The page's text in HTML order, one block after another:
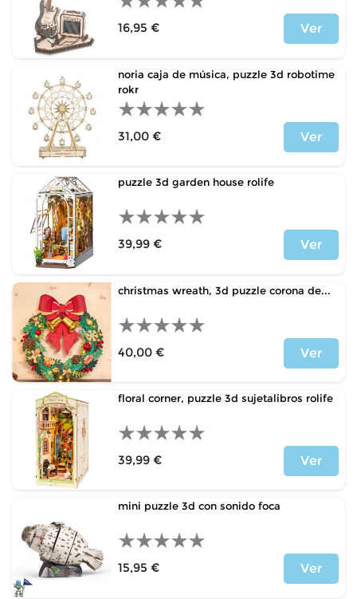
16,95 €
Ver
noria caja de música, puzzle 3d robotime
rokr
31,00 €
Ver
puzzle 3d garden house rolife
39,99 €
Ver
christmas wreath, 3d puzzle corona de...
40,00 €
Ver
floral corner, puzzle 3d sujetalibros rolife
39,99 €
Ver
mini puzzle 3d con sonido foca
15,95 €
Ver